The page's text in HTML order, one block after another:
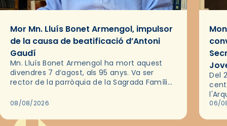
Mor Mn. Lluís Bonet Armengol, impulsor
de la causa de beatificació d’Antoni
Gaudí
Mn. Lluís Bonet Armengol ha mort aquest
divendres 7 d’agost, als 95 anys. Va ser
rector de la parròquia de la Sagrada Família
2018,…
08/08/2026
Del
les
06/